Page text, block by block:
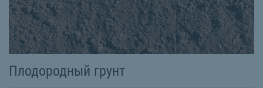
Плодородный грунт